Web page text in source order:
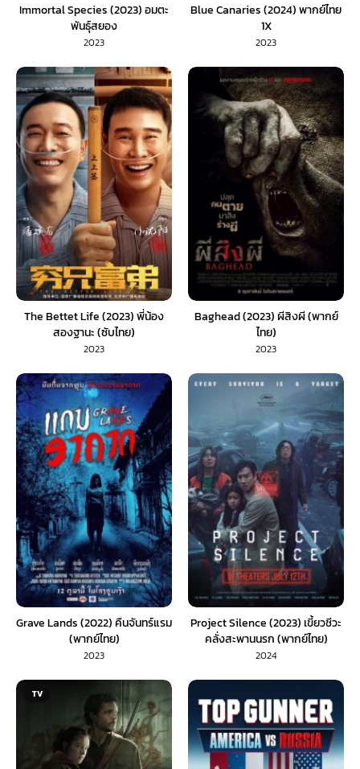
Immortal Species (2023) อมตะ
พันธุ์สยอง
2023
Blue Canaries (2024) พากย์ไทย
1X
2023
The Bettet Life (2023) พี่น้อง
สองฐานะ (ซับไทย)
2023
Baghead (2023) ผีสิงผี (พากย์
ไทย)
2023
Grave Lands (2022) คืนจันทร์แรม
(พากย์ไทย)
2023
Project Silence (2023) เขี้ยวชีวะ
คลั่งสะพานนรก (พากย์ไทย)
2024
TV